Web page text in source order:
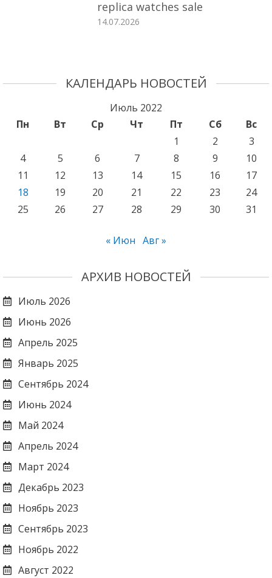
replica watches sale
14.07.2026
КАЛЕНДАРЬ НОВОСТЕЙ
Июль 2022
Пн
Вт Ср Чт Пт Сб
Вс
1
2
3
4
5 6 7 8 9
10
11
12 13 14 15 16
17
18
19 20 21 22 23
24
25
26 27 28 29 30 31
« Июн Авг »
АРХИВ НОВОСТЕЙ
Июль 2026
Июнь 2026
Апрель 2025
Январь 2025
Сентябрь 2024
Июнь 2024
Май 2024
Апрель 2024
Март 2024
Декабрь 2023
Ноябрь 2023
Сентябрь 2023
Ноябрь 2022
Август 2022